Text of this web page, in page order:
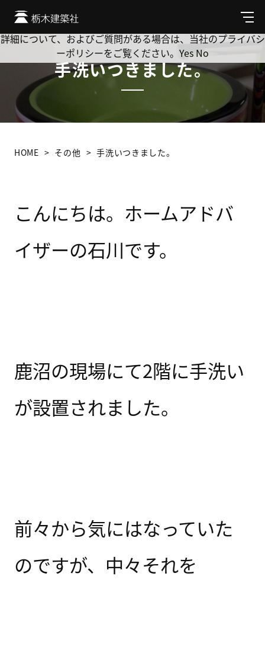
メ
ニ
ュ
手洗いつきました。
HOME その他 手洗いつきました。
こんにちは。ホームアドバ
イザーの石川です。
鹿沼の現場にて2階に手洗い
が設置されました。
前々から気にはなっていた
のですが、中々それを
Cookie を使用して、お客様の活動を追跡してもよろしいです
か? 当社ではお客様のプライバシーを極めて重視しています。
詳細について、およびご質問がある場合は、当社のプライバシ
ーポリシーをご覧ください。 Yes No